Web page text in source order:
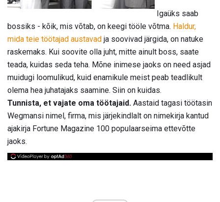
Igaüks saab
bossiks - kõik, mis võtab, on keegi tööle võtma. Haldur,
mida teie töötajad austavad ja soovivad järgida, on natuke
raskemaks. Kui soovite olla juht, mitte ainult boss, saate
teada, kuidas seda teha. Mõne inimese jaoks on need asjad
muidugi loomulikud, kuid enamikule meist peab teadlikult
olema hea juhatajaks saamine. Siin on kuidas.
Tunnista, et vajate oma töötajaid. Aastaid tagasi töötasin
Wegmansi nimel, firma, mis järjekindlalt on nimekirja kantud
ajakirja Fortune Magazine 100 populaarseima ettevõtte
jaoks.